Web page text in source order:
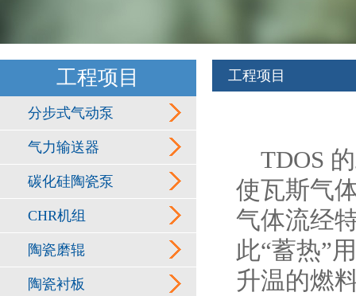
工程项目
分步式气动泵
气力输送器
碳化硅陶瓷泵
CHR机组
陶瓷磨辊
陶瓷衬板
工程项目
TDOS
使瓦斯气
气体流经
此“蓄热”
升温的燃